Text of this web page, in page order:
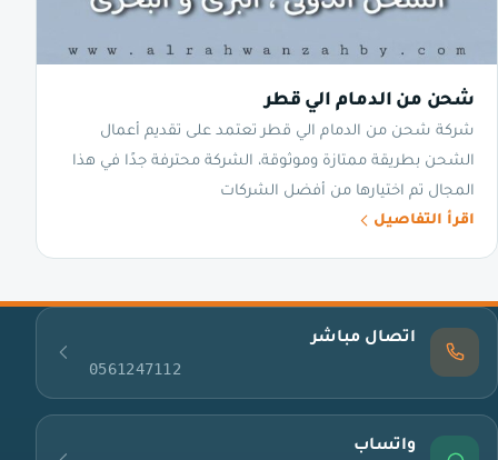
شحن من الدمام الي قطر
شركة شحن من الدمام الي قطر تعتمد على تقديم أعمال
الشحن بطريقة ممتازة وموثوقة، الشركة محترفة جدًا في هذا
المجال تم اختيارها من أفضل الشركات
اقرأ التفاصيل
اتصال مباشر
0561247112
واتساب